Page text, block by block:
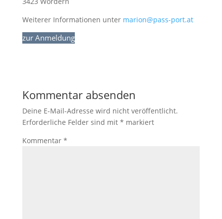
Weiterer Informationen unter marion@pass-port.at
zur Anmeldung
Kommentar absenden
Deine E-Mail-Adresse wird nicht veröffentlicht.
Erforderliche Felder sind mit * markiert
Kommentar *